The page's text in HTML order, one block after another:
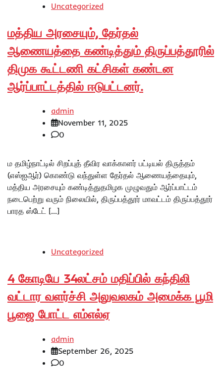
Uncategorized
மத்திய அரசையும், தேர்தல்
ஆணையத்தை கண்டித்தும் திருப்பத்தூரில்
திமுக கூட்டணி கட்சிகள் கண்டன
ஆர்ப்பாட்டத்தில் ஈடுபட்டனர்.
admin
November 11, 2025
0
ம தமிழ்நாட்டில் சிறப்புத் தீவிர வாக்காளர் பட்டியல் திருத்தம்
(எஸ்ஐஆர்) கொண்டு வந்துள்ள தேர்தல் ஆணையத்தையும்,
மத்திய அரசையும் கண்டித்துதமிழக முழுவதும் ஆர்ப்பாட்டம்
நடைபெற்று வரும் நிலையில், திருப்பத்தூர் மாவட்டம் திருப்பத்தூர்
பாரத ஸ்டேட் […]
Uncategorized
4 கோடியே 34லட்சம் மதிப்பில் கந்திலி
வட்டார வளர்ச்சி அலுவலகம் அமைக்க பூமி
பூஜை போட்ட எம்எல்ஏ
admin
September 26, 2025
0